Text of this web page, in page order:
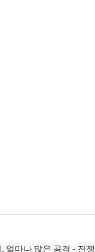
마나 많은 공격 - 전